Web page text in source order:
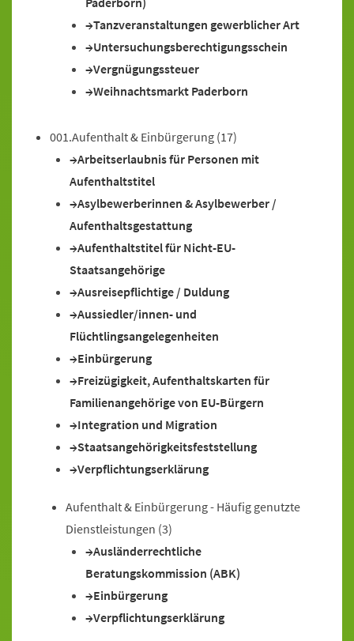
Tanzveranstaltungen gewerblicher Art
Untersuchungsberechtigungsschein
Vergnügungssteuer
Weihnachtsmarkt Paderborn
001.Aufenthalt & Einbürgerung (17)
Arbeitserlaubnis für Personen mit
Aufenthaltstitel
Asylbewerberinnen & Asylbewerber /
Aufenthaltsgestattung
Aufenthaltstitel für Nicht-EU-
Staatsangehörige
Ausreisepflichtige / Duldung
Aussiedler/innen- und
Flüchtlingsangelegenheiten
Einbürgerung
Freizügigkeit, Aufenthaltskarten für
Familienangehörige von EU-Bürgern
Integration und Migration
Staatsangehörigkeitsfeststellung
Verpflichtungserklärung
Aufenthalt & Einbürgerung - Häufig genutzte
Dienstleistungen (3)
Ausländerrechtliche
Beratungskommission (ABK)
Einbürgerung
Verpflichtungserklärung